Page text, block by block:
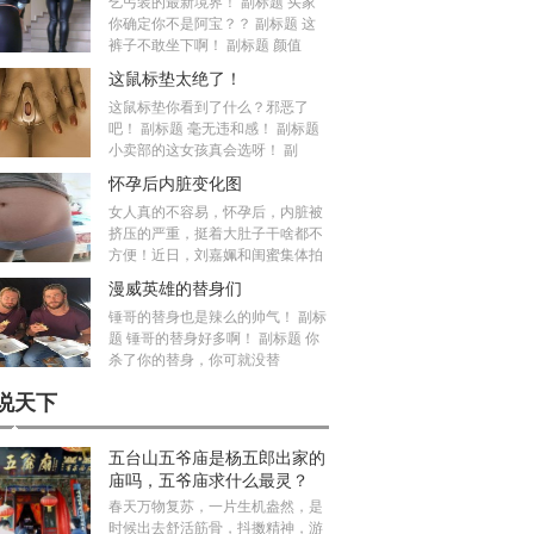
你确定你不是阿宝？？ 副标题 这
裤子不敢坐下啊！ 副标题 颜值
这鼠标垫太绝了！
这鼠标垫你看到了什么？邪恶了
吧！ 副标题 毫无违和感！ 副标题
小卖部的这女孩真会选呀！ 副
怀孕后内脏变化图
女人真的不容易，怀孕后，内脏被
挤压的严重，挺着大肚子干啥都不
方便！近日，刘嘉姵和闺蜜集体拍
漫威英雄的替身们
锤哥的替身也是辣么的帅气！ 副标
题 锤哥的替身好多啊！ 副标题 你
杀了你的替身，你可就没替
天下
五台山五爷庙是杨五郎出家的
庙吗，五爷庙求什么最灵？
春天万物复苏，一片生机盎然，是
时候出去舒活筋骨，抖擞精神，游